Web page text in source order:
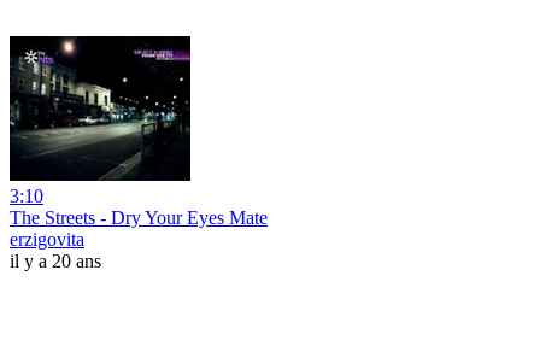
3:10
The Streets - Dry Your Eyes Mate
erzigovita
il y a 20 ans